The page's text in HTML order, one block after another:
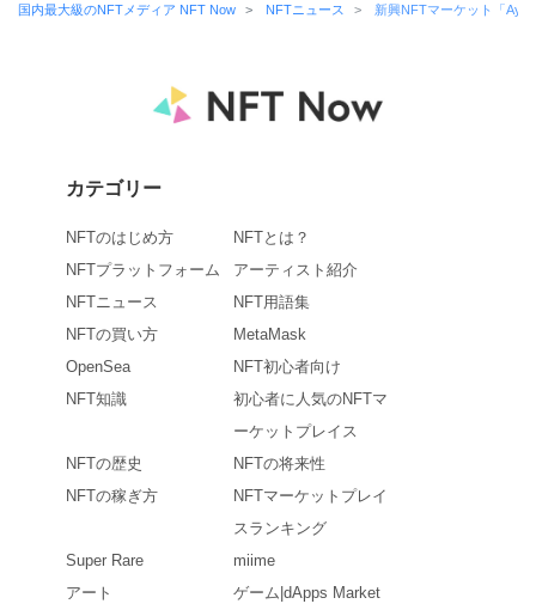
国内最大級のNFTメディア NFT Now NFTニュース 新興NFTマーケット「
カテゴリー
NFTのはじめ方
NFTとは？
NFTプラットフォーム
アーティスト紹介
NFTニュース
NFT用語集
NFTの買い方
MetaMask
OpenSea
NFT初心者向け
NFT知識
初心者に人気のNFTマ
ーケットプレイス
NFTの歴史
NFTの将来性
NFTの稼ぎ方
NFTマーケットプレイ
スランキング
Super Rare
miime
アート
ゲーム|dApps Market